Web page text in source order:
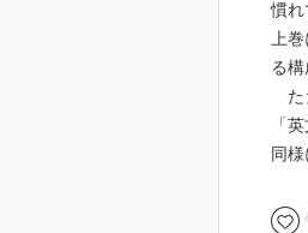
慣れ
上
る構
た
「
同